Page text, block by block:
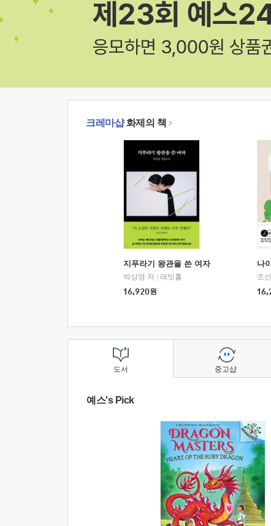
크레마샵화제의 책
지푸라기 왕관을 쓴 여자
박상영 저
래빗홀
16,920원
나
조
도서
예스's Pick
중고샵